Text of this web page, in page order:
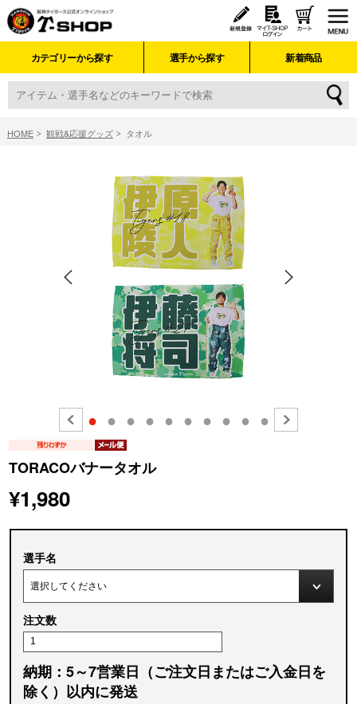
カテゴリーから探す 選手から探す 新着商品
HOME 観戦&応援グッズ タオル
● ● ● ● ● ● ● ● ● ●
TORACOバナータオル
¥1,980
選手名
注文数
納期：5～7営業日（ご注文日またはご入金日を
除く）以内に発送